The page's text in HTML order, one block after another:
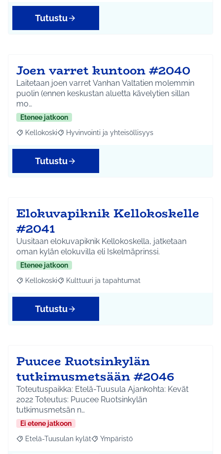
Tutustu
Joen varret kuntoon #2040
Laitetaan joen varret Vanhan Valtatien molemmin
puolin (ennen keskustan aluetta kävelytien sillan
mo…
Etenee jatkoon
Rajaa tulokset aihepiirin mukaan: Kellokoski
Kellokoski Rajaa tulokset teeman mukaan: Hyvinvointi ja
Hyvinvointi ja yhteisöllisyys
Tutustu
Elokuvapiknik Kellokoskelle
#2041
Uusitaan elokuvapiknik Kellokoskella, jatketaan
oman kylän elokuvilla eli Iskelmäprinssi.
Etenee jatkoon
Rajaa tulokset aihepiirin mukaan: Kellokoski
Kellokoski Rajaa tulokset teeman mukaan: Kulttuuri ja
Kulttuuri ja tapahtumat
Tutustu
Puucee Ruotsinkylän
tutkimusmetsään #2046
Toteutuspaikka: Etelä-Tuusula Ajankohta: Kevät
2022 Toteutus: Puucee Ruotsinkylän
tutkimusmetsän n…
Ei etene jatkoon
Rajaa tulokset aihepiirin mukaan: Etelä-Tuusulan kylät
Etelä-Tuusulan kylät Rajaa tulokset teeman mukaan:
Ympäristö